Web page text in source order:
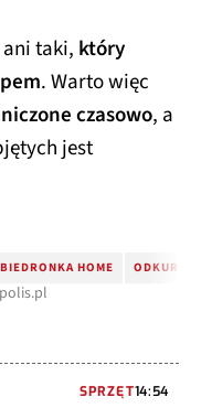
taki, który
. Warto więc
czasowo, a
jest
BIEDRONKA HOME
SPRZĘT14:54